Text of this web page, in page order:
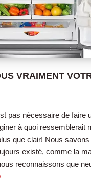
VRAIMENT
pas nécessaire de faire
à quoi ressemblerait
que clair! Nous
existé, comme la
reconnaissons que